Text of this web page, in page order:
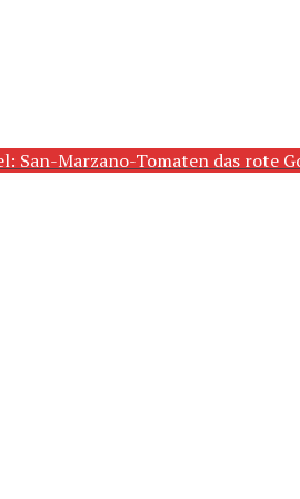
San-Marzano-Tomaten das rote